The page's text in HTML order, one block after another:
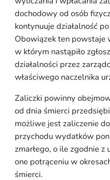
dochodowy od osób
kontynuuje działalność
Obowiązek ten powstaje
w którym nastąpiło
działalności przez
właściwego naczelnika
Zaliczki powinny
od dnia śmierci
możliwe jest zaliczenie
przychodu wydatków
zmarłego, o ile zgodnie
one potrąceniu w
śmierci.